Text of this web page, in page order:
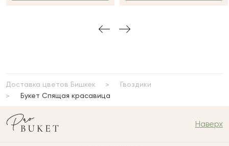
Доставка цветов Бишкек
Гвоздики
Букет Спящая красавица
Наверх